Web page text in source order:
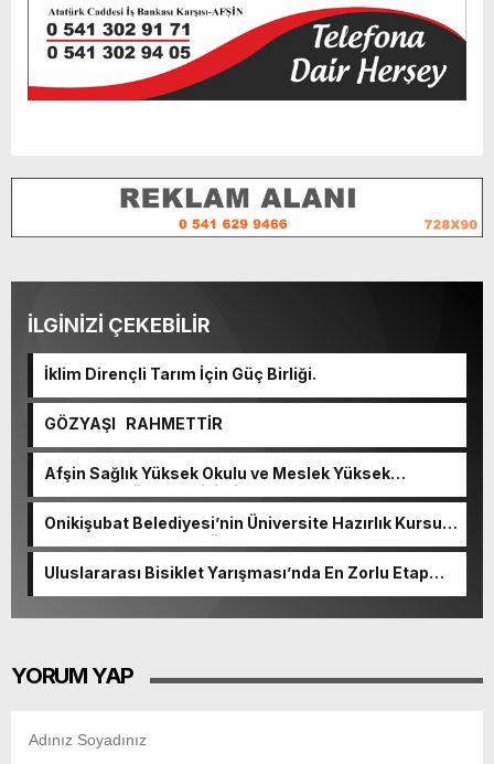
İLGİNİZİ ÇEKEBİLİR
İklim Dirençli Tarım İçin Güç Birliği.
GÖZYAŞI RAHMETTİR
Afşin Sağlık Yüksek Okulu ve Meslek Yüksek
Okulunda görev değişimi!
Onikişubat Belediyesi’nin Üniversite Hazırlık Kursu
başvurularında son gün 7 Ağustos.
Uluslararası Bisiklet Yarışması’nda En Zorlu Etap
YORUM YAP